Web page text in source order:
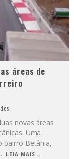
áreas de
novas áreas
Uma
bairro Betânia,
LEIA MAIS...